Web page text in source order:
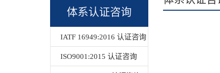
体系认证咨询
IATF 16949:2016 认证咨询
ISO9001:2015 认证咨询